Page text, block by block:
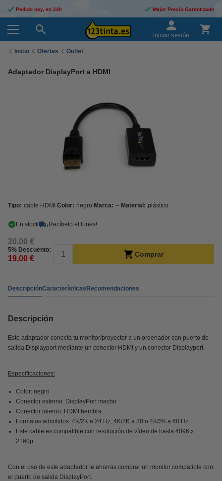
Pedido hoy, en 24h Mejor Precio Garantizado
Iniciar sesión
Inicio Ofertas Outlet
Adaptador DisplayPort a HDMI
Tipo: cable HDMI Color: negro Marca: -- Material: plástico
En stock ¡Recíbelo el lunes!
20,00 €
5% Descuento:
19,00 € Comprar
DescripciónCaracterísticasRecomendaciones
Descripción
Este adaptador conecta tu monitor/proyector a un ordenador con puerto de
salida Displayport mediante un conector HDMI y un conector Displayport.
Especificaciones:
Color: negro
Conector externo: DisplayPort macho
Conector interno: HDMI hembra
Formatos admitidos: 4K/2K a 24 Hz, 4K/2K a 30 o 4K/2K a 60 Hz
Este cable es compatible con resolución de vídeo de hasta 4096 x
2160p
Con el uso de este adaptador te ahorras comprar un monitor compatible con
el puerto de salida DisplayPort.